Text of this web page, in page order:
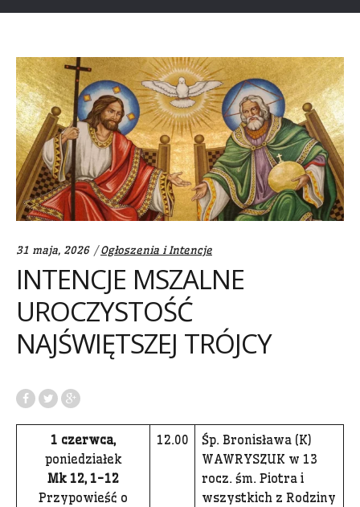
31 maja, 2026 Categories:
Ogłoszenia i Intencje
INTENCJE MSZALNE
UROCZYSTOŚĆ
NAJŚWIĘTSZEJ TRÓJCY
1 czerwca,
poniedziałek
Mk 12, 1-12
Przypowieść o
12.00
Śp. Bronisława (K)
WAWRYSZUK w 13
rocz. śm. Piotra i
wszystkich z Rodziny